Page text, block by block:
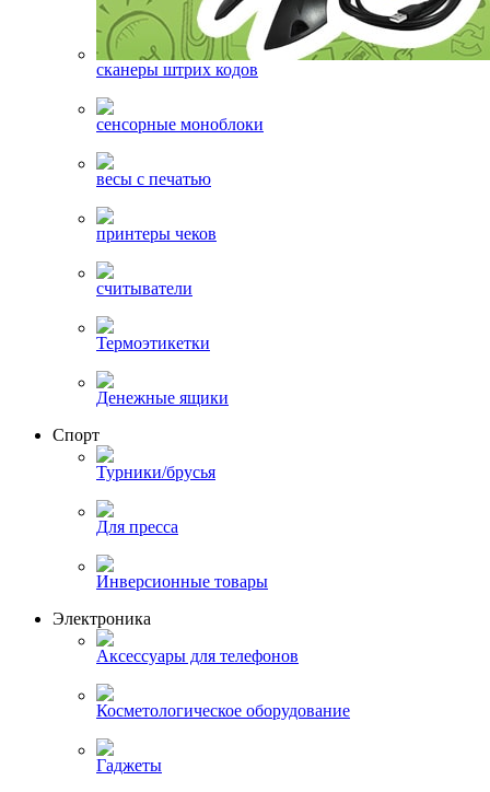
сканеры штрих кодов
сенсорные моноблоки
весы с печатью
принтеры чеков
считыватели
Термоэтикетки
Денежные ящики
Спорт
Турники/брусья
Для пресса
Инверсионные товары
Электроника
Аксессуары для телефонов
Косметологическое оборудование
Гаджеты